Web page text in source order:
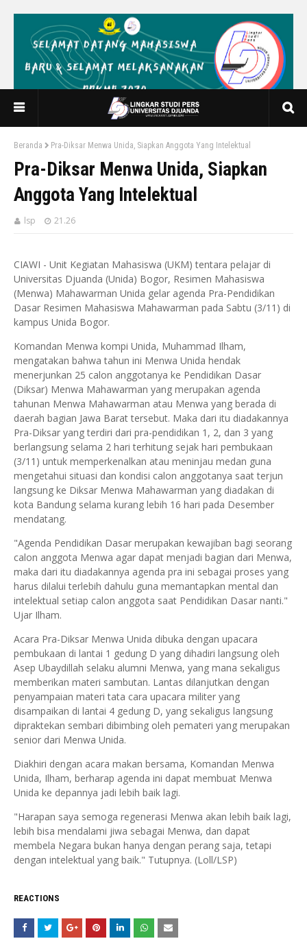
Beranda Pra-Diksar Menwa Unida, Siapkan Anggota Yang Intelektual
Pra-Diksar Menwa Unida, Siapkan
Anggota Yang Intelektual
lsp 21.26
CIAWI - Unit Kegiatan Mahasiswa (UKM) tentara pelajar di
Universitas Djuanda (Unida) Bogor, Resimen Mahasiswa
(Menwa) Mahawarman Unida gelar agenda Pra-Pendidikan
Dasar Resimen Mahasiswa Mahawarman pada Sabtu (3/11) di
kampus Unida Bogor.
Komandan Menwa kompi Unida, Muhammad Ilham,
mengatakan bahwa tahun ini Menwa Unida hendak
menerjunkan 25 calon anggotanya ke Pendidikan Dasar
(Diksar) Menwa Mahawarman yang merupakan agenda
tahunan Menwa Mahawarman atau Menwa yang berada di
daerah bagian Jawa Barat tersebut. Maka dari itu diadakannya
Pra-Diksar yang terdiri dari pra-pendidikan 1, 2, dan 3 yang
berlangsung selama 2 hari terhitung sejak hari pembukaan
(3/11) untuk memperkenalkan atau meninjau medan guna
mengetahui situasi dan kondisi calon anggotanya saat terjun
langsung ke Diksar Menwa Mahawarman yang diadakan di
kota Bandung selama kurang lebih 16 hari pada Desember
mendatang.
"Agenda Pendidikan Dasar merupakan kewajiban bagi seorang
calon anggota Menwa agar dapat menjadi bagian dari Menwa,
maka dari itu diadakannya agenda pra ini sebagai proses yang
harus dilalui terlebih dahulu guna memantapkan mental dan
intelektual setiap calon anggota saat Pendidikan Dasar nanti."
Ujar Ilham.
Acara Pra-Diksar Menwa Unida dibuka dengan upacara
pembukaan di lantai 1 gedung D yang dihadiri langsung oleh
Asep Ubaydillah selaku alumni Menwa, yang mana sekaligus
memberikan materi sambutan. Lantas dilanjutkan dengan
penyampaian materi tata cara upacara militer yang
disampaikan di lantai 4 gedung D, yang sekaligus langsung
dipraktekan sembari dibimbing oleh pemateri yang merupakan
senior dari Menwa Unida.
Diakhiri dengan acara makan bersama, Komandan Menwa
Unida, Ilham, berharap agenda ini dapat membuat Menwa
Unida ke depannya jadi lebih baik lagi.
"Harapan saya semoga regenerasi Menwa akan lebih baik lagi,
lebih bisa mendalami jiwa sebagai Menwa, dan dapat
membela Negara bukan hanya dengan perang saja, tetapi
dengan intelektual yang baik." Tutupnya. (Loll/LSP)
REACTIONS